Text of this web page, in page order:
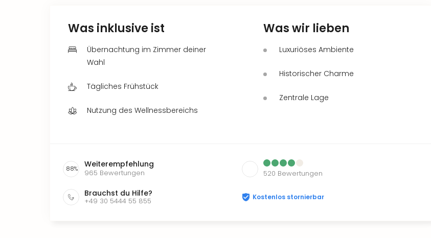
Was inklusive ist
Übernachtung im Zimmer deiner
Wahl
Tägliches Frühstück
Nutzung des Wellnessbereichs
Was wir lieben
Luxuriöses Ambiente
Historischer Charme
Zentrale Lage
88% Weiterempfehlung
965 Bewertungen 520 Bewertungen
Brauchst du Hilfe?
+49 30 5444 55 855 Kostenlos stornierbar